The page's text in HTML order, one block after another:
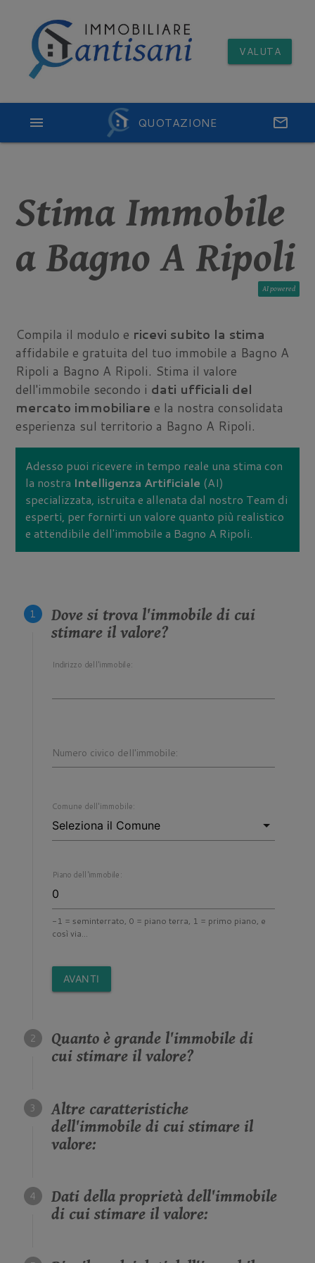
VALUTA
QUOTAZIONE email
menu
Stima Immobile
a Bagno A Ripoli
AI
Compila il modulo e ricevi subito la stima
affidabile e gratuita del tuo immobile a Bagno A
Ripoli a Bagno A Ripoli. Stima il valore
dell'immobile secondo i dati ufficiali del
mercato immobiliare e la nostra consolidata
esperienza sul territorio a Bagno A Ripoli.
Adesso puoi ricevere in tempo reale una stima con
la nostra Intelligenza Artificiale (AI)
specializzata, istruita e allenata dal nostro Team di
esperti, per fornirti un valore quanto più realistico
e attendibile dell'immobile a Bagno A Ripoli.
Dove si trova l'immobile di cui
stimare il valore?
Indirizzo dell'immobile:
Numero civico dell'immobile:
Comune dell'immobile:
Piano dell'immobile:
-1 = seminterrato, 0 = piano terra, 1 = primo piano, e
così via...
AVANTI
Quanto è grande l'immobile di
cui stimare il valore?
Altre caratteristiche
dell'immobile di cui stimare il
valore:
Dati della proprietà dell'immobile
di cui stimare il valore: